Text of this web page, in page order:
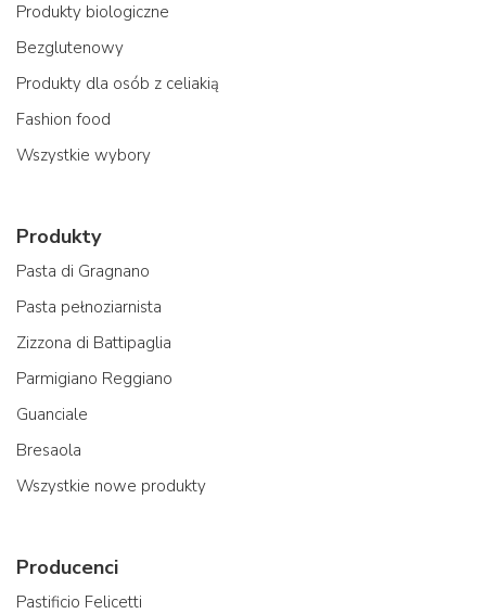
Produkty biologiczne
Bezglutenowy
Produkty dla osób z celiakią
Fashion food
Wszystkie wybory
Produkty
Pasta di Gragnano
Pasta pełnoziarnista
Zizzona di Battipaglia
Parmigiano Reggiano
Guanciale
Bresaola
Wszystkie nowe produkty
Producenci
Pastificio Felicetti